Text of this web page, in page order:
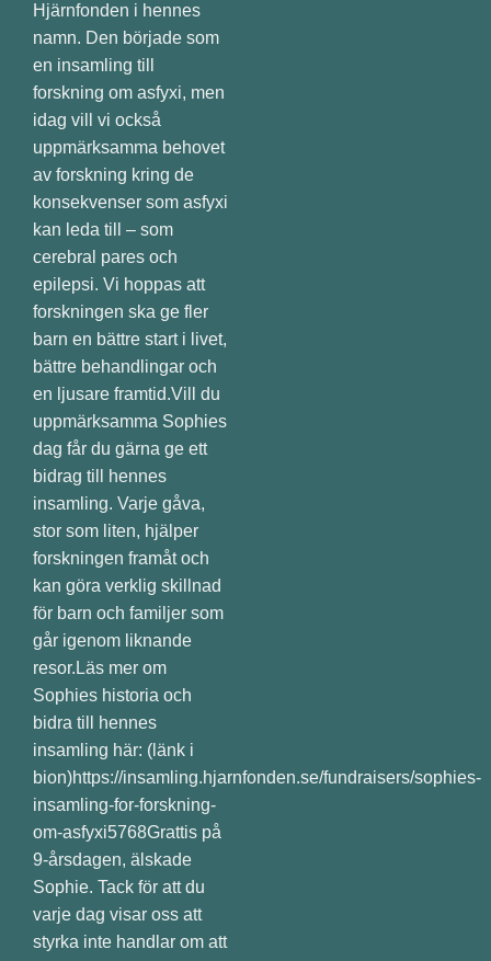
Hjärnfonden i hennes
namn. Den började som
en insamling till
forskning om asfyxi, men
idag vill vi också
uppmärksamma behovet
av forskning kring de
konsekvenser som asfyxi
kan leda till – som
cerebral pares och
epilepsi. Vi hoppas att
forskningen ska ge fler
barn en bättre start i livet,
bättre behandlingar och
en ljusare framtid.Vill du
uppmärksamma Sophies
dag får du gärna ge ett
bidrag till hennes
insamling. Varje gåva,
stor som liten, hjälper
forskningen framåt och
kan göra verklig skillnad
för barn och familjer som
går igenom liknande
resor.Läs mer om
Sophies historia och
bidra till hennes
insamling här: (länk i
bion)https://insamling.hjarnfonden.se/fundraisers/sophies-
insamling-for-forskning-
om-asfyxi5768Grattis på
9-årsdagen, älskade
Sophie. Tack för att du
varje dag visar oss att
styrka inte handlar om att